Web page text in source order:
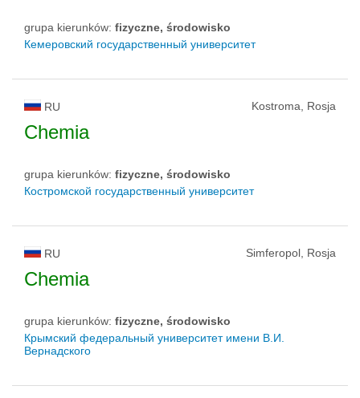
grupa kierunków: fizyczne, środowisko
Кемеровский государственный университет
RU Kostroma, Rosja
Chemia
grupa kierunków: fizyczne, środowisko
Костромской государственный университет
RU Simferopol, Rosja
Chemia
grupa kierunków: fizyczne, środowisko
Крымский федеральный университет имени В.И.
Вернадского